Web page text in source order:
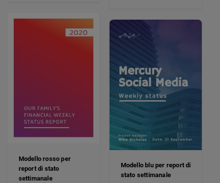
Modello rosso per
report di stato
settimanale
Modello blu per report di
stato settimanale